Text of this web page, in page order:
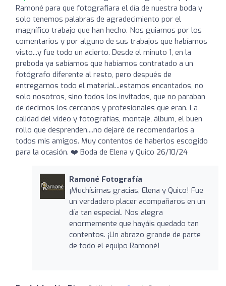
Ramoné para que fotografiara el día de nuestra boda y
solo tenemos palabras de agradecimiento por el
magnífico trabajo que han hecho. Nos guiamos por los
comentarios y por alguno de sus trabajos que habíamos
visto...y fue todo un acierto. Desde el minuto 1, en la
preboda ya sabíamos que habíamos contratado a un
fotógrafo diferente al resto, pero después de
entregarnos todo el material...estamos encantados, no
solo nosotros, sino todos los invitados, que no paraban
de decirnos los cercanos y profesionales que eran. La
calidad del vídeo y fotografías, montaje, álbum, el buen
rollo que desprenden....no dejaré de recomendarlos a
todos mis amigos. Muy contentos de haberlos escogido
para la ocasión. ❤️ Boda de Elena y Quico 26/10/24
Ramoné Fotografía
¡Muchísimas gracias, Elena y Quico! Fue
un verdadero placer acompañaros en un
día tan especial. Nos alegra
enormemente que hayáis quedado tan
contentos. ¡Un abrazo grande de parte
de todo el equipo Ramoné!